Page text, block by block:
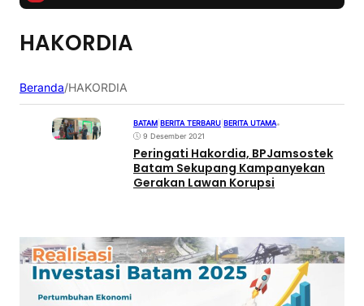
HAKORDIA
Beranda/HAKORDIA
BATAM BERITA TERBARU BERITA UTAMA•
9 Desember 2021
Peringati Hakordia, BPJamsostek
Batam Sekupang Kampanyekan
Gerakan Lawan Korupsi